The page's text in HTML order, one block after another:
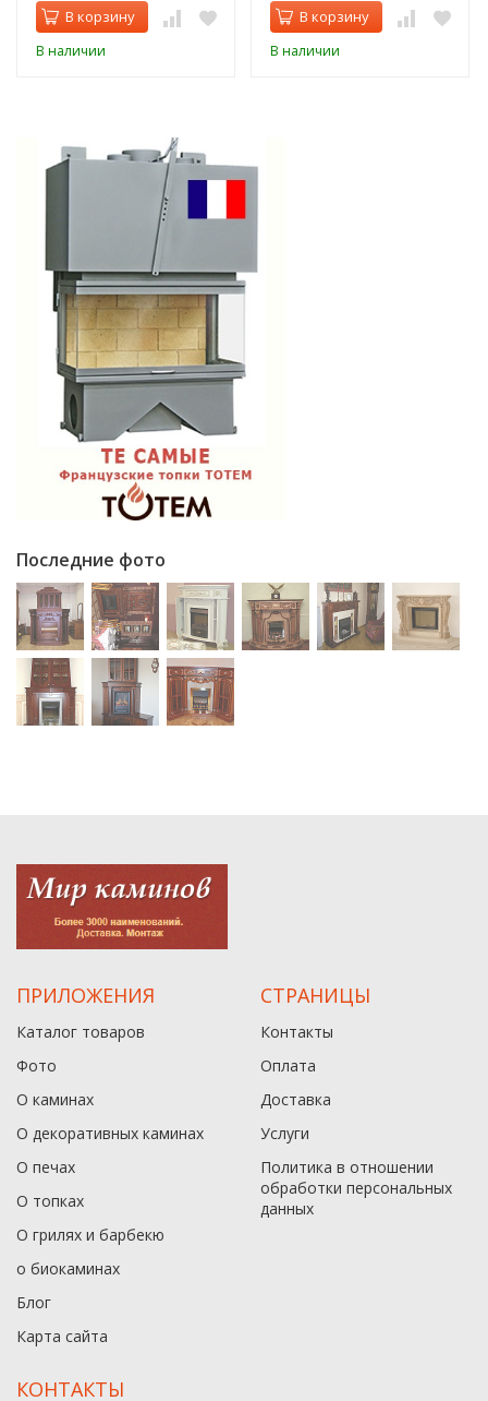
В корзину
В наличии
В корзину
В наличии
Последние фото
ПРИЛОЖЕНИЯ
Каталог товаров
Фото
О каминах
О декоративных каминах
О печах
О топках
О грилях и барбекю
о биокаминах
Блог
Карта сайта
СТРАНИЦЫ
Контакты
Оплата
Доставка
Услуги
Политика в отношении
обработки персональных
данныx
КОНТАКТЫ